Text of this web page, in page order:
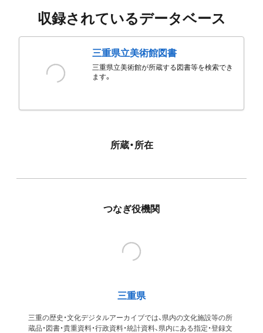
収録されているデータベース
三重県立美術館図書
三重県立美術館が所蔵する図書等を検索でき
ます。
所蔵・所在
つなぎ役機関
三重県
三重の歴史・文化デジタルアーカイブでは、県内の文化施設等の所
蔵品・図書・貴重資料・行政資料・統計資料、県内にある指定・登録文